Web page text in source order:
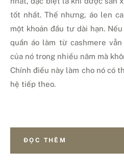
tốt nhất. Thế nhưng, áo len
một khoản đầu tư dài hạn.
quần áo làm từ cashmere
của nó trong nhiều năm mà
Chính điều này làm cho nó có
hệ tiếp theo.
ĐỌC THÊM